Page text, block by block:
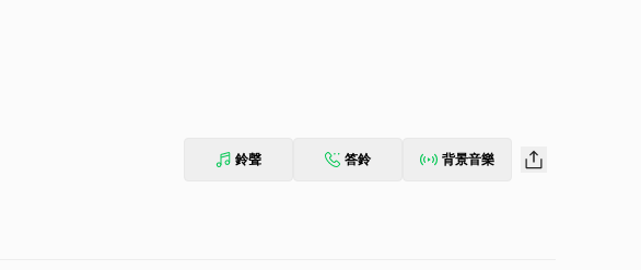
鈴聲 答鈴 背景音樂